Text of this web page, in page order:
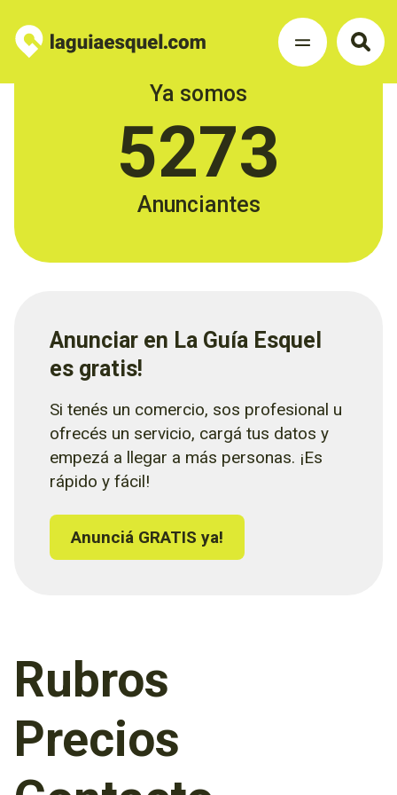
Ya somos
5273
Anunciantes
Anunciar en La Guía Esquel
es gratis!
Si tenés un comercio, sos profesional u
ofrecés un servicio, cargá tus datos y
empezá a llegar a más personas. ¡Es
rápido y fácil!
Anunciá GRATIS ya!
Rubros
Precios